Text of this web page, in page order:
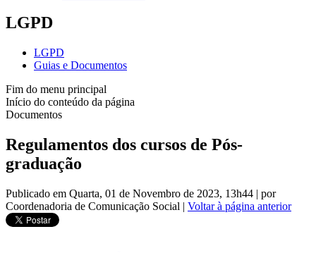
LGPD
LGPD
Guias e Documentos
Fim do menu principal
Início do conteúdo da página
Documentos
Regulamentos dos cursos de Pós-
graduação
Publicado em Quarta, 01 de Novembro de 2023, 13h44 | por
Coordenadoria de Comunicação Social | Voltar à página anterior